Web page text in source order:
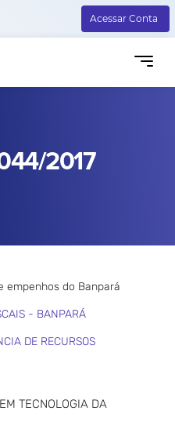
Acessar Conta
2017
empenhos do Banpará
- BANPARÁ
DE RECURSOS
TECNOLOGIA DA